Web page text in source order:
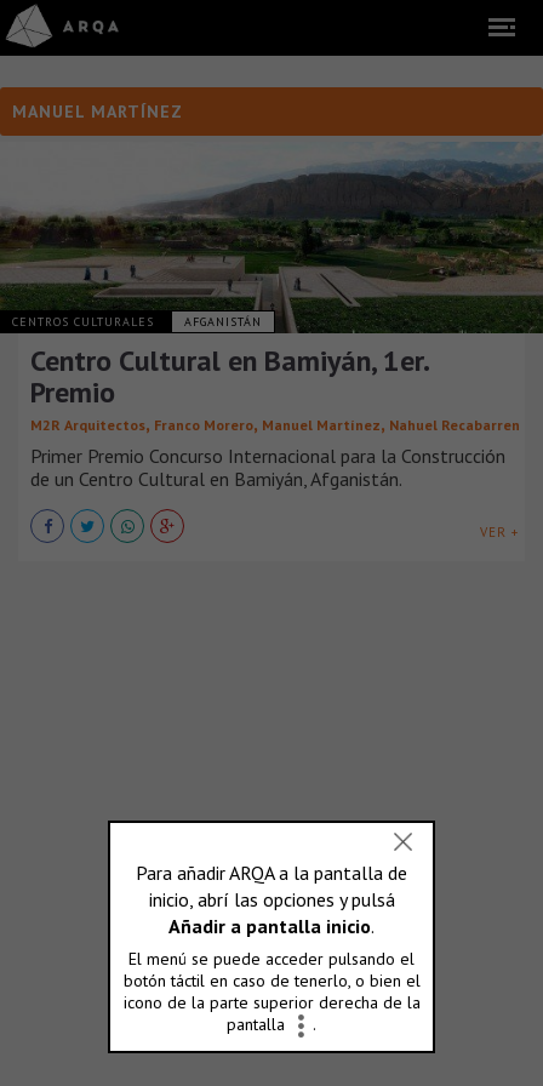
MANUEL MARTÍNEZ
CENTROS CULTURALES AFGANISTÁN
Centro Cultural en Bamiyán, 1er.
Premio
M2R Arquitectos, Franco Morero, Manuel Martínez, Nahuel Recabarren
Primer Premio Concurso Internacional para la Construcción
de un Centro Cultural en Bamiyán, Afganistán.
VER +